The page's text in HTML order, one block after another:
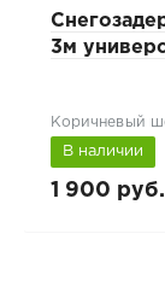
3м
Коричневый
В наличии
1 900 руб.